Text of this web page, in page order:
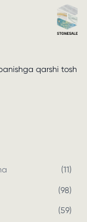
qarshi tosh
(11)
(98)
(59)